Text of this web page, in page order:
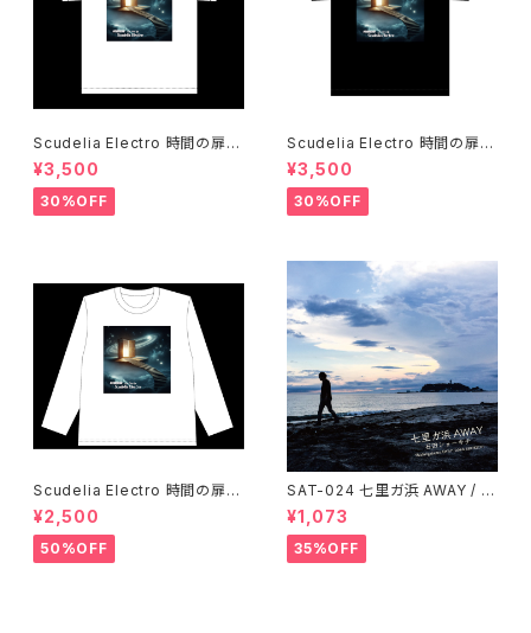
Scudelia Electro 時間の扉T
シャツ・半袖・ホワイト
¥3,500
30%OFF
Scudelia Electro 時間の扉T
シャツ・半袖・ブラック
¥3,500
30%OFF
Scudelia Electro 時間の扉T
シャツ・長袖・ホワイト
¥2,500
50%OFF
SAT-024 七里ガ浜 AWAY / 石
田ショーキチ
¥1,073
35%OFF